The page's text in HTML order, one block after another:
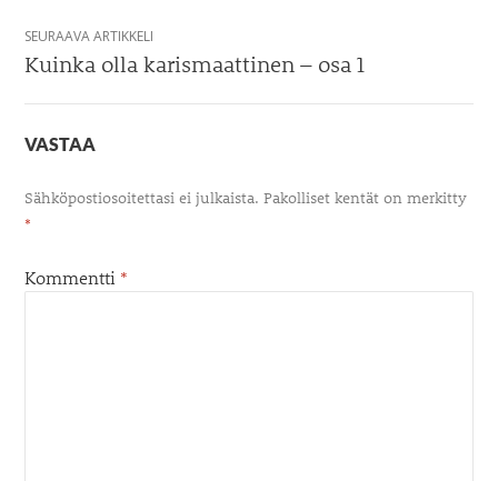
SEURAAVA ARTIKKELI
Kuinka olla karismaattinen – osa 1
VASTAA
Sähköpostiosoitettasi ei julkaista. Pakolliset kentät on merkitty
*
Kommentti *